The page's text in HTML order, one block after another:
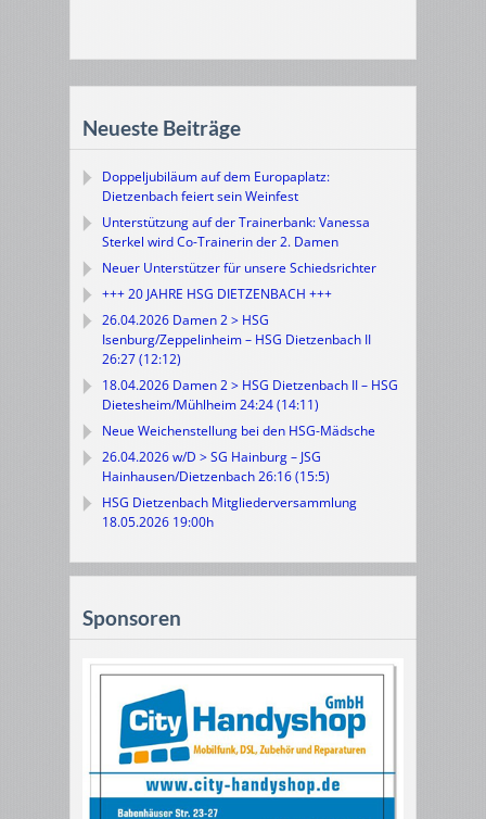
Neueste Beiträge
Doppeljubiläum auf dem Europaplatz:
Dietzenbach feiert sein Weinfest
Unterstützung auf der Trainerbank: Vanessa
Sterkel wird Co-Trainerin der 2. Damen
Neuer Unterstützer für unsere Schiedsrichter
+++ 20 JAHRE HSG DIETZENBACH +++
26.04.2026 Damen 2 > HSG
Isenburg/Zeppelinheim – HSG Dietzenbach II
26:27 (12:12)
18.04.2026 Damen 2 > HSG Dietzenbach II – HSG
Dietesheim/Mühlheim 24:24 (14:11)
Neue Weichenstellung bei den HSG-Mädsche
26.04.2026 w/D > SG Hainburg – JSG
Hainhausen/Dietzenbach 26:16 (15:5)
HSG Dietzenbach Mitgliederversammlung
18.05.2026 19:00h
Sponsoren